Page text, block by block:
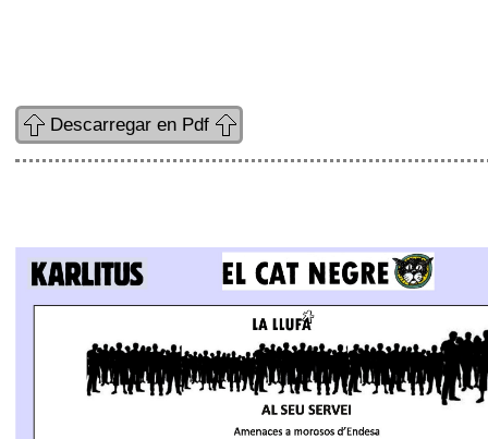
Descarregar en Pdf